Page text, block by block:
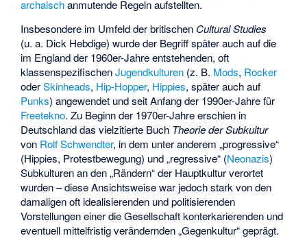
archaischanmutende Regeln aufstellten.
Insbesondere im Umfeld der britischen Cultural Studies
(u. a. Dick Hebdige) wurde der Begriff später auch auf die
im England der 1960er-Jahre entstehenden, oft
klassenspezifischenJugendkulturen (z. B. Mods, Rocker
oderSkinheads, Hip-Hopper, Hippies, später auch auf
Punks) angewendet und seit Anfang der 1990er-Jahre für
Freetekno. Zu Beginn der 1970er-Jahre erschien in
Deutschland das vielzitierte Buch Theorie der Subkultur
von Rolf Schwendter, in dem unter anderem „progressive“
(Hippies, Protestbewegung) und „regressive“ (Neonazis)
Subkulturen an den „Rändern“ der Hauptkultur verortet
wurden – diese Ansichtsweise war jedoch stark von den
damaligen oft idealisierenden und politisierenden
Vorstellungen einer die Gesellschaft konterkarierenden und
eventuell mittelfristig verändernden „Gegenkultur“ geprägt.